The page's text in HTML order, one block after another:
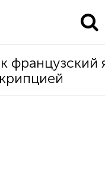
французский